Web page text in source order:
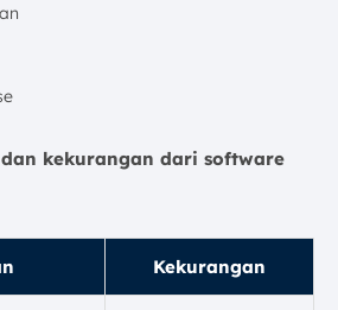
kekurangan dari software
Kekurangan